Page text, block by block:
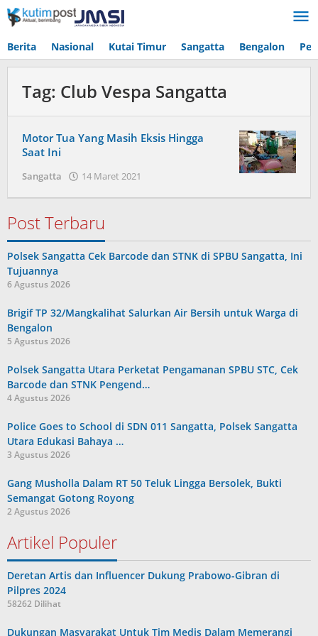
Lewati
ke
Berita Nasional Kutai Timur Sangatta Bengalon
Tag: Club Vespa Sangatta
Motor Tua Yang Masih Eksis Hingga
Saat Ini
Sangatta 14 Maret 2021
Post Terbaru
Polsek Sangatta Cek Barcode dan STNK di SPBU Sangatta, Ini
Tujuannya
6 Agustus 2026
Brigif TP 32/Mangkalihat Salurkan Air Bersih untuk Warga di
Bengalon
5 Agustus 2026
Polsek Sangatta Utara Perketat Pengamanan SPBU STC, Cek
Barcode dan STNK Pengend…
4 Agustus 2026
Police Goes to School di SDN 011 Sangatta, Polsek Sangatta
Utara Edukasi Bahaya …
3 Agustus 2026
Gang Musholla Dalam RT 50 Teluk Lingga Bersolek, Bukti
Semangat Gotong Royong
2 Agustus 2026
Artikel Populer
Deretan Artis dan Influencer Dukung Prabowo-Gibran di
Pilpres 2024
58262 Dilihat
Dukungan Masyarakat Untuk Tim Medis Dalam Memerangi